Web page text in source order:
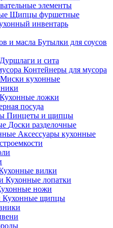
элементы
Щипцы фуршетные
инвентарь
Бутылки для соусов
Дуршлаги и сита
Контейнеры для мусора
Миски кухонные
Кухонные ложки
посуда
Пинцеты и щипцы
Доски разделочные
Аксессуары кухонные
вилки
Кухонные лопатки
ножи
Кухонные щипцы